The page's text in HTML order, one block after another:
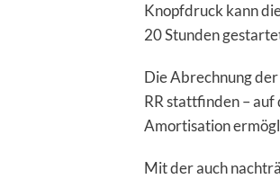
Knopfdruck kann
20 Stunden
Die Abrechnung
RR stattfinden –
Amortisation
Mit der auch